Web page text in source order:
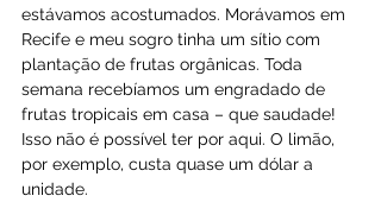
estávamos acostumados. Morávamos em
Recife e meu sogro tinha um sítio com
plantação de frutas orgânicas. Toda
semana recebíamos um engradado de
frutas tropicais em casa – que saudade!
Isso não é possível ter por aqui. O limão,
por exemplo, custa quase um dólar a
unidade.